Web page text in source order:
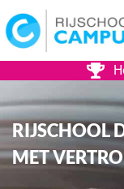
RIJSCHOOL
MET